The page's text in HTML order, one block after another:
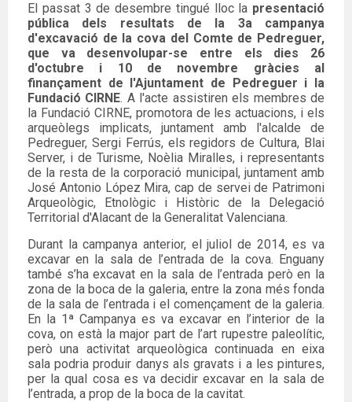
El passat 3 de desembre tingué lloc la presentació
pública dels resultats de la 3a campanya
d'excavació de la cova del Comte de Pedreguer,
que va desenvolupar-se entre els dies 26
d'octubre i 10 de novembre gràcies al
finançament de l'Ajuntament de Pedreguer i la
Fundació CIRNE. A l'acte assistiren els membres de
la Fundació CIRNE, promotora de les actuacions, i els
arqueòlegs implicats, juntament amb l'alcalde de
Pedreguer, Sergi Ferrús, els regidors de Cultura, Blai
Server, i de Turisme, Noèlia Miralles, i representants
de la resta de la corporació municipal, juntament amb
José Antonio López Mira, cap de servei de Patrimoni
Arqueològic, Etnològic i Històric de la Delegació
Territorial d'Alacant de la Generalitat Valenciana.
Durant la campanya anterior, el juliol de 2014, es va
excavar en la sala de l’entrada de la cova. Enguany
també s’ha excavat en la sala de l’entrada però en la
zona de la boca de la galeria, entre la zona més fonda
de la sala de l’entrada i el començament de la galeria.
En la 1ª Campanya es va excavar en l’interior de la
cova, on està la major part de l’art rupestre paleolític,
però una activitat arqueològica continuada en eixa
sala podria produir danys als gravats i a les pintures,
per la qual cosa es va decidir excavar en la sala de
l’entrada, a prop de la boca de la cavitat.